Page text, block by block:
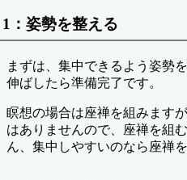
1：姿勢を整える
まずは、集中できるよう姿勢
伸ばしたら準備完了です。
瞑想の場合は座禅を組みます
はありませんので、座禅を組
ん、集中しやすいのなら座禅